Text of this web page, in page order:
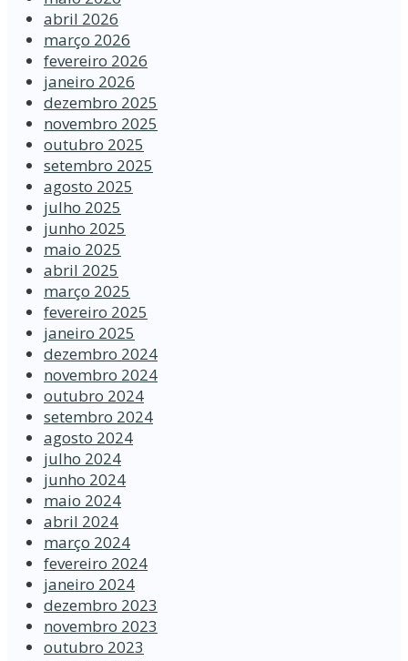
abril 2026
março 2026
fevereiro 2026
janeiro 2026
dezembro 2025
novembro 2025
outubro 2025
setembro 2025
agosto 2025
julho 2025
junho 2025
maio 2025
abril 2025
março 2025
fevereiro 2025
janeiro 2025
dezembro 2024
novembro 2024
outubro 2024
setembro 2024
agosto 2024
julho 2024
junho 2024
maio 2024
abril 2024
março 2024
fevereiro 2024
janeiro 2024
dezembro 2023
novembro 2023
outubro 2023